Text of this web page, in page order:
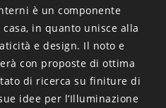
è un componente
in quanto unisce alla
e design. Il noto e
con proposte di ottima
di ricerca su finiture di
idee per l’Illuminazione